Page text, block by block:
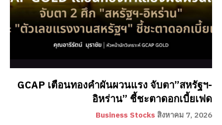
GCAP เตือนทองคำผันผวนแรง จับตา”สหรัฐฯ-
อิหร่าน” ชี้ชะตาดอกเบี้ยเฟด
Business Stocks สิงหาคม 7, 2026